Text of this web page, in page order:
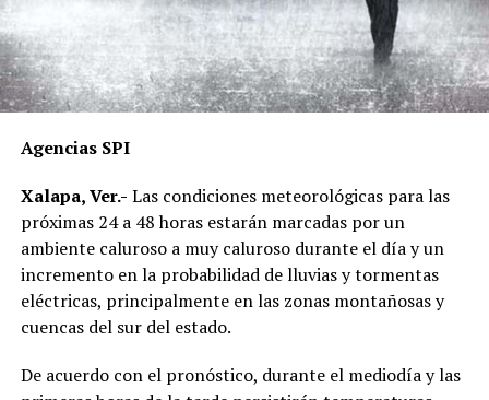
Coparmex elogia a diputados de oposición
ANTES
Veracruz pierde empleos
Agencias SPI
Xalapa, Ver.- Las condiciones meteorológicas para las
próximas 24 a 48 horas estarán marcadas por un
ambiente caluroso a muy caluroso durante el día y un
incremento en la probabilidad de lluvias y tormentas
eléctricas, principalmente en las zonas montañosas y
cuencas del sur del estado.
De acuerdo con el pronóstico, durante el mediodía y las